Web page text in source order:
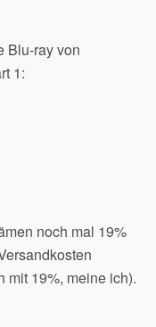
Blu-ray von
1:
noch mal 19%
mit 19%, meine ich).